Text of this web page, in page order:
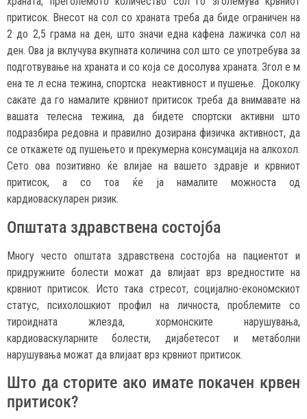
притисок. Внесот на сол со храната треба да биде ограничен на
2 до 2,5 грама на ден, што значи една кафена лажичка сол на
ден. Ова ја вклучува вкупната количина сол што се употребува за
подготвување на храната и со која се досолува храната. Згол е м
ена те л есна тежина, спортска неактивност и пушење. Доколку
сакате да го намалите крвниот притисок треба да внимавате на
вашата телесна тежина, да бидете спортски активни што
подразбира редовна и правилно дозирана физичка активност, да
се откажете од пушењето и прекумерна консумација на алкохол.
Сето ова позитивно ќе влијае на вашето здравје и крвниот
притисок, а со тоа ќе ја намалите можноста од
кардиоваскуларен ризик.
Општата здравствена состојба
Многу често општата здравствена состојба на пациентот и
придружните болести можат да влијаат врз вредностите на
крвниот притисок. Исто така стресот, социјално-економскиот
статус, психолошкиот профил на личноста, проблемите со
тироидната жлезда, хормонските нарушувања,
кардиоваскуларните болести, дијабетесот и метаболни
нарушувања можат да влијаат врз крвниот притисок.
Што да сторите ако имате покачен крвен
притисок?